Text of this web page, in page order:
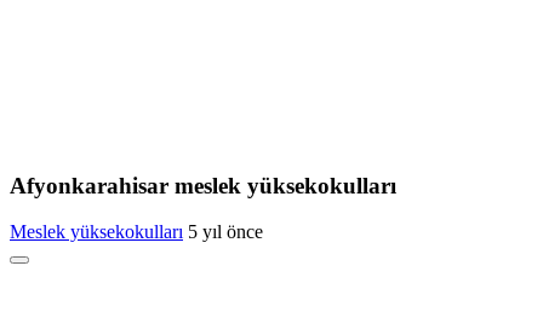
Afyonkarahisar meslek yüksekokulları
Meslek yüksekokulları 5 yıl önce